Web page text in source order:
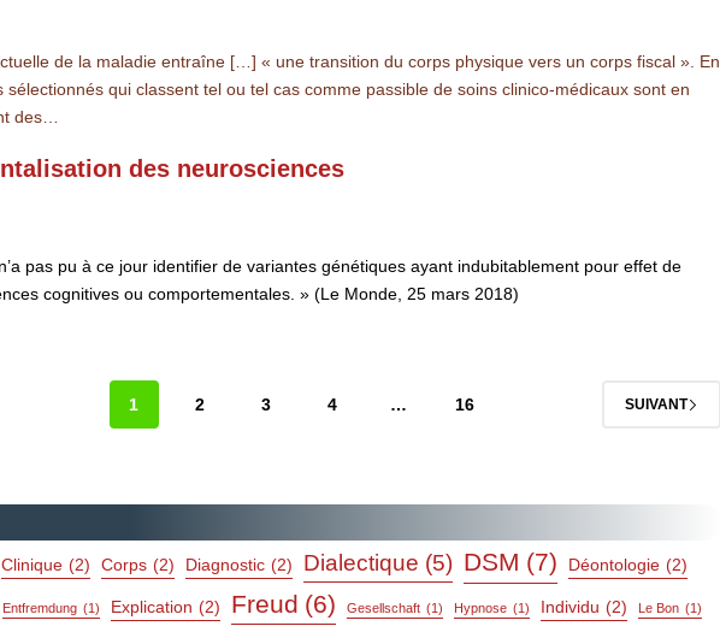
de la maladie entraîne […] « une transition du corps physique vers un corps fiscal ». En
sélectionnés qui classent tel ou tel cas comme passible de soins clinico-médicaux sont en
des…
des neurosciences
pas pu à ce jour identifier de variantes génétiques ayant indubitablement pour effet de
cognitives ou comportementales. » (Le Monde, 25 mars 2018)
1 2 3 4 … 16 SUIVANT
Clinique (2) Corps (2) Diagnostic (2) Dialectique (5) DSM (7) Déontologie (2)
Entfremdung (1) Explication (2) Freud (6) Gesellschaft (1) Hypnose (1) Individu (2) Le Bon (1)